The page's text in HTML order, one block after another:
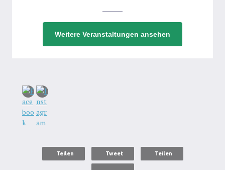
Weitere Veranstaltungen ansehen
Teilen Tweet Teilen